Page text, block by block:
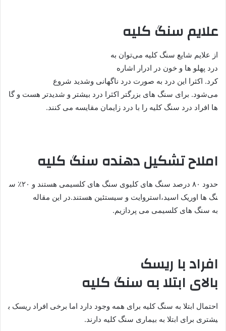
علایم سنگ کلیه
از علایم شایع سنگ کلیه می‌توان ‌به‌
درد پهلو ها و خون در ادرار اشاره
کرد. اکثرا این درد به صورت درد ناگهانی و‌شدید شروع
‌می‌شود. برای سنگ های بزرگتر اکثرا درد بیشتر و شدیدتر هست و گا
ها افراد درد سنگ کلیه را با درد زایمان مقایسه ‌می کنند.
املاح تشکیل دهنده سنگ کلیه
حدود ۸۰ درصد سنگ های کلیوی سنگ های کلسیمی هستند و‌ ۲۰٪ س
نگ ها اوریک اسید،استروایت و‌ سیستئین هستند.در این مقاله
به سنگ های کلسیمی می پردازیم.
افراد با ریسک
بالای ابتلا به سنگ کلیه
احتمال ابتلا به سنگ کلیه برای همه وجود دارد اما برخی افراد ریسک ب
یشتری برای ابتلا به بیماری سنگ‌ کلیه دارند.